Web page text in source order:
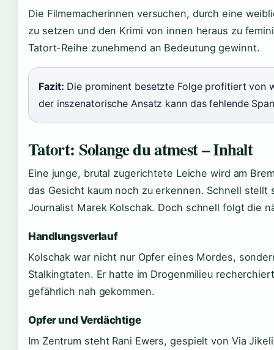
Die Filmemacherinnen versuchen, durch eine
zu setzen und den Krimi von innen heraus zu
Tatort-Reihe zunehmend an Bedeutung gewinnt.
Fazit: Die prominent besetzte Folge profitiert von
der inszenatorische Ansatz kann das fehlende
Tatort: Solange du atmest – Inhalt
Eine junge, brutal zugerichtete Leiche wird am
das Gesicht kaum noch zu erkennen. Schnell stellt
Journalist Marek Kolschak. Doch schnell folgt die
Handlungsverlauf
Kolschak war nicht nur Opfer eines Mordes,
Stalkingtaten. Er hatte im Drogenmilieu
gefährlich nah gekommen.
Opfer und Verdächtige
Im Zentrum steht Rani Ewers, gespielt von Via